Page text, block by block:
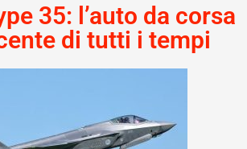
35: l’auto da corsa
di tutti i tempi